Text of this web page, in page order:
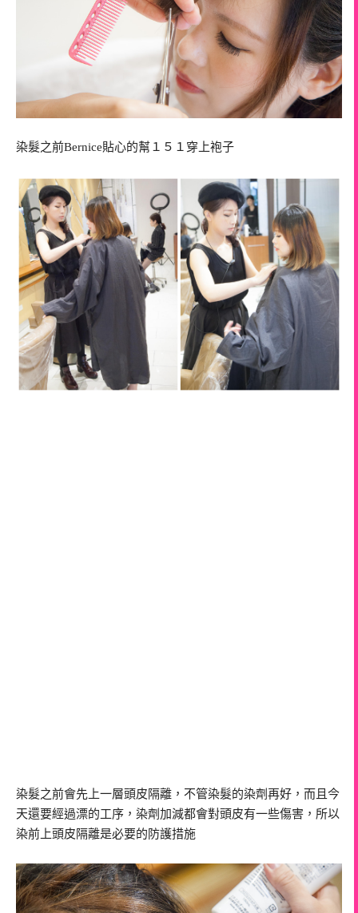
染髮之前Bernice貼心的幫１５１穿上袍子
染髮之前會先上一層頭皮隔離，不管染髮的染劑再好，而且今
天還要經過漂的工序，染劑加減都會對頭皮有一些傷害，所以
染前上頭皮隔離是必要的防護措施